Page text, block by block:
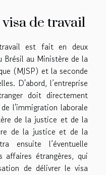
de travail
est fait en deux
Brésil au Ministère de la
(MJSP) et la seconde
D'abord, l’entreprise
doit directement
l'immigration laborale
de la justice et de la
de la justice et de la
ensuite l’éventuelle
affaires étrangères, qui
de délivrer le visa